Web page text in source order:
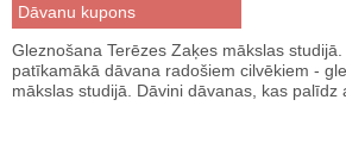
Dāvanu kupons
Gleznošana Terēzes Zaķes mākslas
patīkamākā dāvana radošiem cilvēkiem -
mākslas studijā. Dāvini dāvanas, kas palīdz